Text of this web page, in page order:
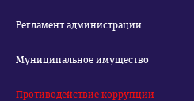
Регламент администрации
Муниципальное имущество
Противодействие коррупции